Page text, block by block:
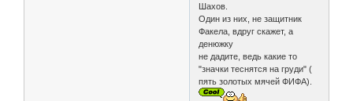
Шахов.
Один из них, не защитник
Факела, вдруг скажет, а
денюжку
не дадите, ведь какие то
"значки теснятся на груди" (
пять золотых мячей ФИФА).